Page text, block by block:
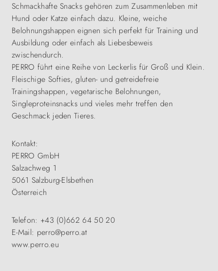
Schmackhafte Snacks gehören zum Zusammenleben mit
Hund oder Katze einfach dazu. Kleine, weiche
Belohnungshappen eignen sich perfekt für Training und
Ausbildung oder einfach als Liebesbeweis
zwischendurch.
PERRO führt eine Reihe von Leckerlis für Groß und Klein.
Fleischige Softies, gluten- und getreidefreie
Trainingshappen, vegetarische Belohnungen,
Singleproteinsnacks und vieles mehr treffen den
Geschmack jeden Tieres.
Kontakt:
PERRO GmbH
Salzachweg 1
5061 Salzburg-Elsbethen
Österreich
Telefon: +43 (0)662 64 50 20
E-Mail: perro@perro.at
www.perro.eu